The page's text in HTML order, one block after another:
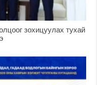
зохицуулах тухай